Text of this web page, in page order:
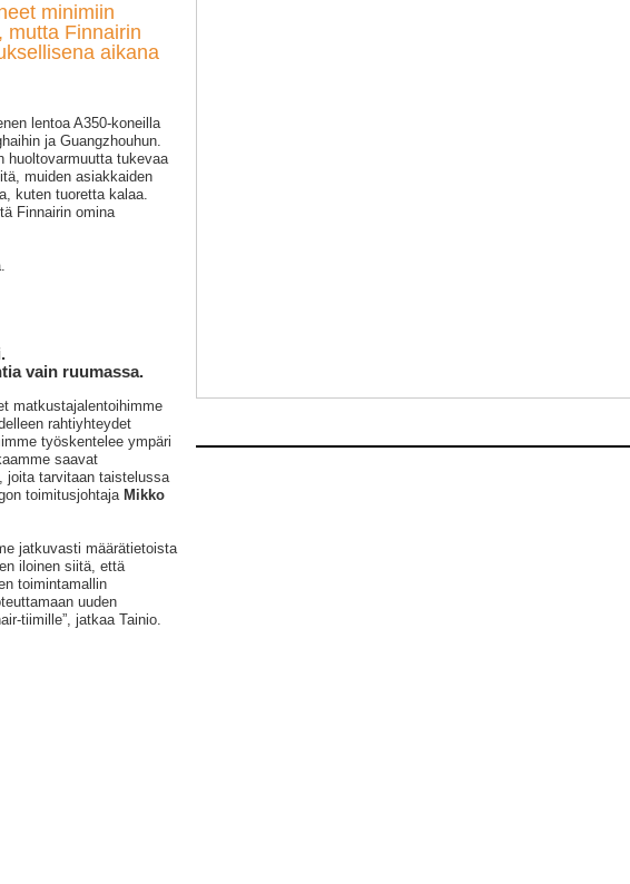
minimiin
mutta Finnairin
aikana
lentoa A350-koneilla
ja Guangzhouhun.
huoltovarmuutta tukevaa
muiden asiakkaiden
kuten tuoretta kalaa.
Finnairin omina
vain ruumassa.
matkustajalentoihimme
rahtiyhteydet
työskentelee ympäri
saavat
joita tarvitaan taistelussa
toimitusjohtaja Mikko
jatkuvasti määrätietoista
iloinen siitä, että
toimintamallin
uuden
tiimille”, jatkaa Tainio.